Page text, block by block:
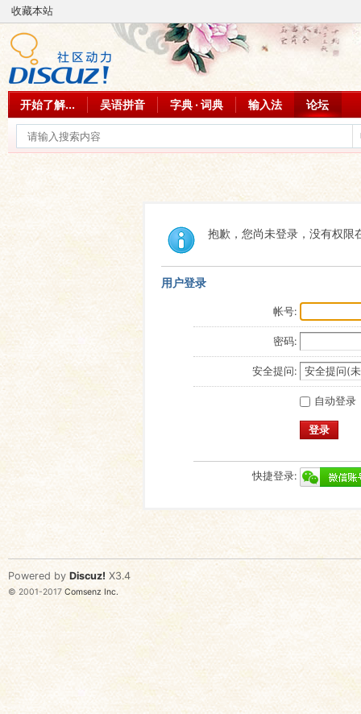
收藏本站
开始了解... 吴语拼音 字典 · 词典 输入法 论坛
抱歉，您尚未登录，没有权限
用户登录
帐号:
密码:
安全提问:
自动登录
登录
快捷登录:
Powered by Discuz! X3.4
© 2001-2017 Comsenz Inc.